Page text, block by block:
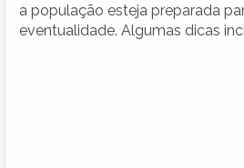
a população esteja preparada
eventualidade. Algumas dicas